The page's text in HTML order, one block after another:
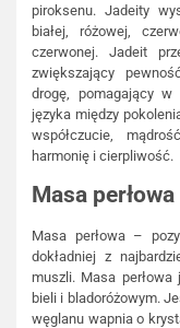
piroksenu. Jadeity
białej, różowej,
czerwonej. Jadeit
zwiększający
drogę, pomagający
języka między
współczucie,
harmonię i cierpliwość.
Masa
Masa perłowa –
dokładniej z
muszli. Masa perłowa
bieli i bladoróżowym.
węglanu wapnia o